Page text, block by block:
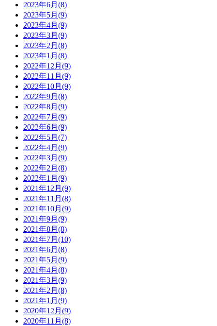
2023年6月(8)
2023年5月(9)
2023年4月(9)
2023年3月(9)
2023年2月(8)
2023年1月(8)
2022年12月(9)
2022年11月(9)
2022年10月(9)
2022年9月(8)
2022年8月(9)
2022年7月(9)
2022年6月(9)
2022年5月(7)
2022年4月(9)
2022年3月(9)
2022年2月(8)
2022年1月(9)
2021年12月(9)
2021年11月(8)
2021年10月(9)
2021年9月(9)
2021年8月(8)
2021年7月(10)
2021年6月(8)
2021年5月(9)
2021年4月(8)
2021年3月(9)
2021年2月(8)
2021年1月(9)
2020年12月(9)
2020年11月(8)